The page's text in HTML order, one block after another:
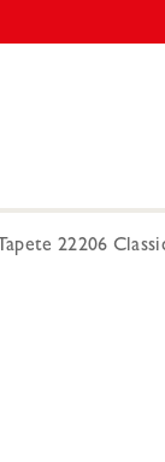
Tapete 22206